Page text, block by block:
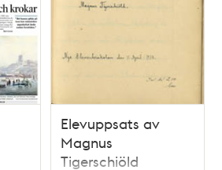
Elevuppsats av
Magnus
Tigerschiöld